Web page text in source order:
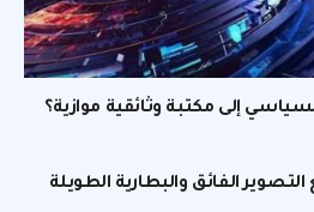
إلى مكتبة وثائقية موازية؟